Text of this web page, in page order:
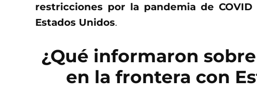
restricciones por la pandemia de
Estados Unidos.
¿Qué informaron
en la frontera con